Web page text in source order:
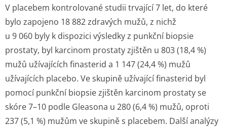
V placebem kontrolované studii trvající 7 let, do které
bylo zapojeno 18 882 zdravých mužů, z nichž
u 9 060 byly k dispozici výsledky z punkční biopsie
prostaty, byl karcinom prostaty zjištěn u 803 (18,4 %)
mužů užívajících finasterid a 1 147 (24,4 %) mužů
užívajících placebo. Ve skupině užívající finasterid byl
pomocí punkční biopsie zjištěn karcinom prostaty se
skóre 7–10 podle Gleasona u 280 (6,4 %) mužů, oproti
237 (5,1 %) mužům ve skupině s placebem. Další analýzy